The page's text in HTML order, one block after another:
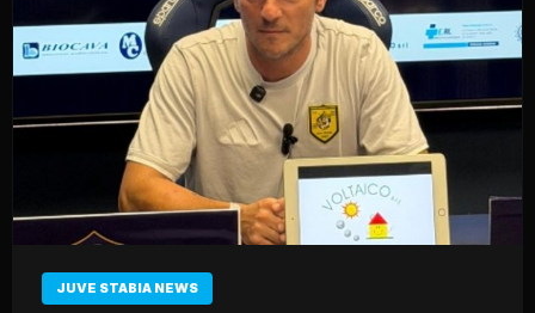
JUVE STABIA NEWS